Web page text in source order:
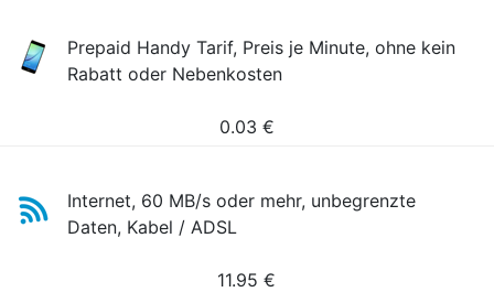
Prepaid Handy Tarif, Preis je Minute, ohne kein
Rabatt oder Nebenkosten
0.03 €
Internet, 60 MB/s oder mehr, unbegrenzte
Daten, Kabel / ADSL
11.95 €